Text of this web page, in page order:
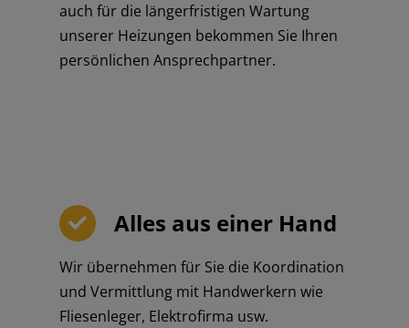
auch für die längerfristigen Wartung
unserer Heizungen bekommen Sie Ihren
persönlichen Ansprechpartner.
Alles aus einer Hand
Wir übernehmen für Sie die Koordination
und Vermittlung mit Handwerkern wie
Fliesenleger, Elektrofirma usw.